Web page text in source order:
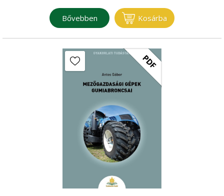
Bővebben Kosárba
PDF